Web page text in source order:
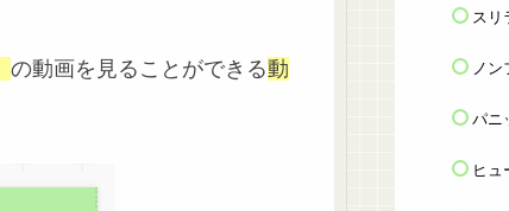
の動画を見ることができる動
スリ
ノ
パニ
ヒュ